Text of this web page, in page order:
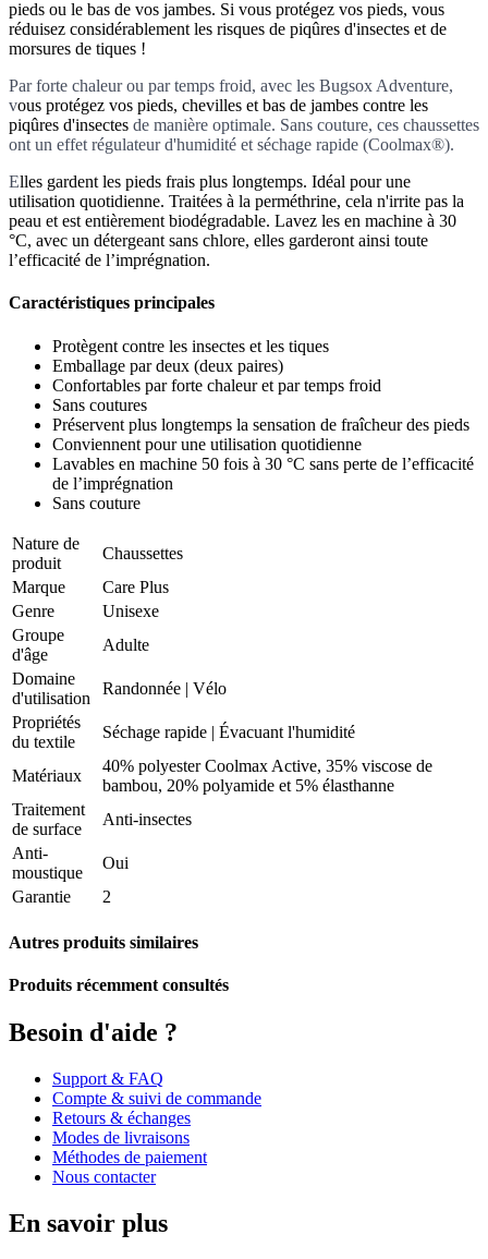
pieds ou le bas de vos jambes. Si vous protégez vos pieds, vous
réduisez considérablement les risques de piqûres d'insectes et de
morsures de tiques !
Par forte chaleur ou par temps froid, avec les Bugsox Adventure,
vous protégez vos pieds, chevilles et bas de jambes contre les
piqûres d'insectes de manière optimale. Sans couture, ces chaussettes
ont un effet régulateur d'humidité et séchage rapide (Coolmax®).
Elles gardent les pieds frais plus longtemps. Idéal pour une
utilisation quotidienne. Traitées à la perméthrine, cela n'irrite pas la
peau et est entièrement biodégradable. Lavez les en machine à 30
°C, avec un détergeant sans chlore, elles garderont ainsi toute
l’efficacité de l’imprégnation.
Caractéristiques principales
Protègent contre les insectes et les tiques
Emballage par deux (deux paires)
Confortables par forte chaleur et par temps froid
Sans coutures
Préservent plus longtemps la sensation de fraîcheur des pieds
Conviennent pour une utilisation quotidienne
Lavables en machine 50 fois à 30 °C sans perte de l’efficacité
de l’imprégnation
Sans couture
Nature de
produit
Chaussettes
Marque
Care Plus
Genre
Unisexe
Groupe
d'âge
Adulte
Domaine
d'utilisation
Randonnée | Vélo
Propriétés
du textile
Séchage rapide | Évacuant l'humidité
Matériaux
40% polyester Coolmax Active, 35% viscose de
bambou, 20% polyamide et 5% élasthanne
Traitement
de surface
Anti-insectes
Anti-
moustique
Oui
Garantie
2
Autres produits similaires
Produits récemment consultés
Besoin d'aide ?
Support & FAQ
Compte & suivi de commande
Retours & échanges
Modes de livraisons
Méthodes de paiement
Nous contacter
En savoir plus